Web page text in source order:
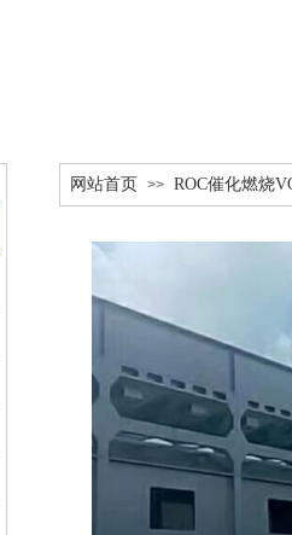
网站首页 >> ROC催化燃烧